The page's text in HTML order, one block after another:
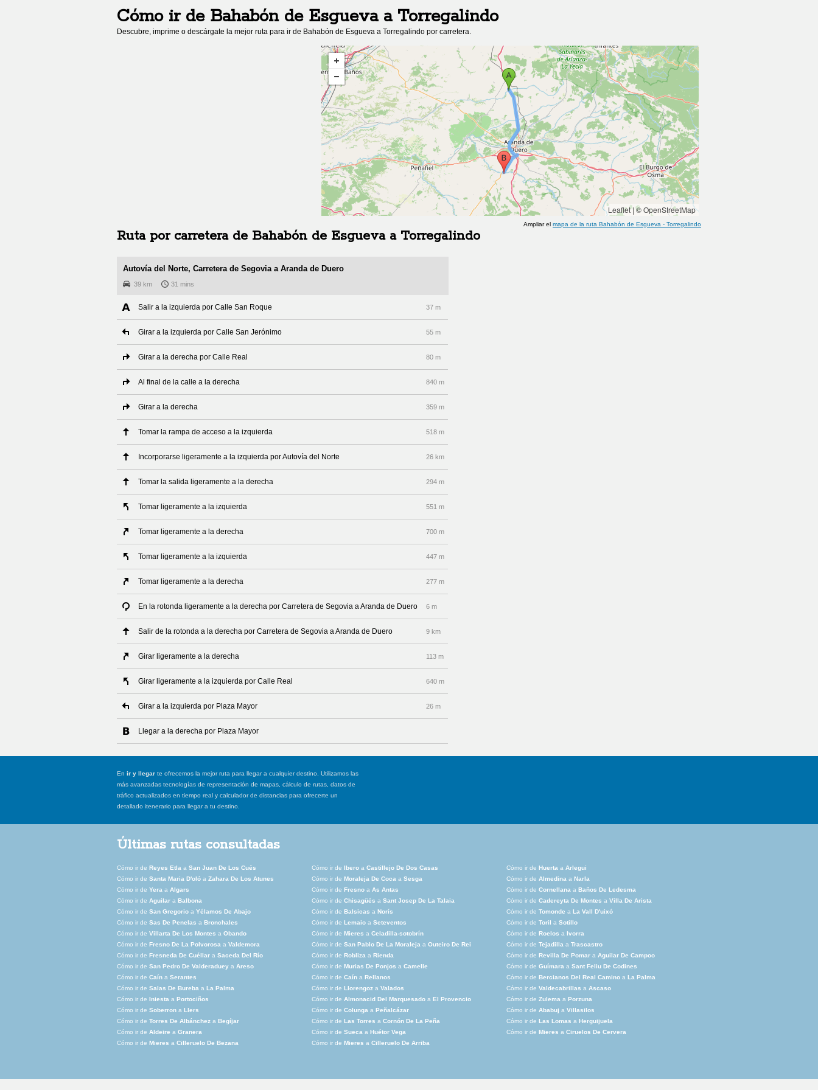
Cómo ir de Bahabón de Esguevaa Torregalindo
Descubre, imprime o descárgate la mejor ruta para ir de Bahabón de Esgueva a Torregalindo por carretera.
Leaflet|© OpenStreetMap
Ampliar el mapa de la ruta Bahabón de Esgueva - Torregalindo
Ruta por carretera de Bahabón de Esguevaa Torregalindo
Autovía del Norte, Carretera de Segovia a Aranda de Duero
39 km 31 mins
Salir a la izquierda por Calle San Roque 37 m
Girar a la izquierda por Calle San Jerónimo 55 m
Girar a la derecha por Calle Real 80 m
Al final de la calle a la derecha 840 m
Girar a la derecha 359 m
Tomar la rampa de acceso a la izquierda 518 m
Incorporarse ligeramente a la izquierda por Autovía del Norte 26 km
Tomar la salida ligeramente a la derecha 294 m
Tomar ligeramente a la izquierda 551 m
Tomar ligeramente a la derecha 700 m
Tomar ligeramente a la izquierda 447 m
Tomar ligeramente a la derecha 277 m
En la rotonda ligeramente a la derecha por Carretera de Segovia a Aranda de Duero 6 m
Salir de la rotonda a la derecha por Carretera de Segovia a Aranda de Duero 9 km
Girar ligeramente a la derecha 113 m
Girar ligeramente a la izquierda por Calle Real 640 m
Girar a la izquierda por Plaza Mayor 26 m
Llegar a la derecha por Plaza Mayor
En ir y llegar te ofrecemos la mejor ruta para llegar a cualquier destino. Utilizamos las
más avanzadas tecnologías de representación de mapas, cálculo de rutas, datos de
tráfico actualizados en tiempo real y calculador de distancias para ofrecerte un
detallado itenerario para llegar a tu destino.
Últimas rutas consultadas
Cómo ir de Reyes Etla a San Juan De Los Cués Cómo ir de Ibero a Castillejo De Dos Casas Cómo ir de Huerta a Arlegui
Cómo ir de Santa Maria D'oló a Zahara De Los Atunes Cómo ir de Moraleja De Coca a Sesga Cómo ir de Almedina a Narla
Cómo ir de Yera a Algars Cómo ir de Fresno a As Antas Cómo ir de Cornellana a Baños De Ledesma
Cómo ir de Aguilar a Balbona Cómo ir de Chisagüés a Sant Josep De La Talaia Cómo ir de Cadereyta De Montes a Villa De Arista
Cómo ir de San Gregorio a Yélamos De Abajo Cómo ir de Balsicas a Norís Cómo ir de Tomonde a La Vall D'uixó
Cómo ir de Sas De Penelas a Bronchales Cómo ir de Lemaio a Seteventos Cómo ir de Toril a Sotillo
Cómo ir de Villarta De Los Montes a Obando Cómo ir de Mieres a Celadilla-sotobrín Cómo ir de Roelos a Ivorra
Cómo ir de Fresno De La Polvorosa a Valdemora Cómo ir de San Pablo De La Moraleja a Outeiro De Rei Cómo ir de Tejadilla a Trascastro
Cómo ir de Fresneda De Cuéllar a Saceda Del Río Cómo ir de Robliza a Rienda Cómo ir de Revilla De Pomar a Aguilar De Campoo
Cómo ir de San Pedro De Valderaduey a Areso Cómo ir de Murias De Ponjos a Camelle Cómo ir de Guímara a Sant Feliu De Codines
Cómo ir de Caín a Serantes Cómo ir de Caín a Rellanos Cómo ir de Bercianos Del Real Camino a La Palma
Cómo ir de Salas De Bureba a La Palma Cómo ir de Llorengoz a Valados Cómo ir de Valdecabrillas a Ascaso
Cómo ir de
Iniesta a Portociños Cómo ir de Almonacid Del Marquesado a El Provencio Cómo ir de Zulema a Porzuna
Cómo ir de Soberron a Llers Cómo ir de Colunga a Peñalcázar Cómo ir de Ababuj a Villasilos
Cómo ir de Torres De Albánchez a Begíjar Cómo ir de Las Torres a Cornón De La Peña Cómo ir de Las Lomas a Herguijuela
Cómo ir de Aldeire a Granera Cómo ir de Sueca a Huétor Vega Cómo ir de Mieres a Ciruelos De Cervera
Cómo ir de Mieres a Cilleruelo De Bezana Cómo ir de Mieres a Cilleruelo De Arriba